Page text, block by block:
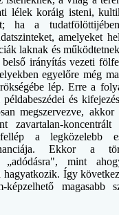
lélek koráig isteni,
ha a
amelyeket
laknak és
irányítás vezeti
egyelőre még
lép. Erre a
és
megszervezve,
zavartalan-koncentrált
a legközelebb
Ekkor a
„adódásra", mint
hagyatkozik. Így
képzelhető magasabb